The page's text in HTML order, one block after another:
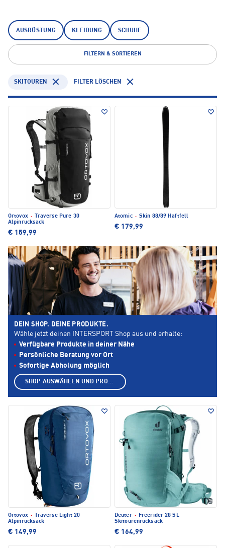
AUSRÜSTUNG KLEIDUNG SCHUHE
FILTERN & SORTIEREN
SKITOUREN FILTER LÖSCHEN
Ortovox ·
Traverse Pure 30
Alpinrucksack
€ 159,99
Atomic · Skin 88/89 Haftfell
€ 179,99
Ortovox ·
Traverse Light 20
Alpinrucksack
€ 149,99
Deuter · Freerider 28 SL
Skitourenrucksack
€ 164,99
DEIN SHOP. DEINE PRODUKTE.
Wähle jetzt deinen INTERSPORT Shop aus und erhalte:
Verfügbare Produkte in deiner Nähe
Persönliche Beratung vor Ort
Sofortige Abholung möglich
SHOP AUSWÄHLEN UND PRODUKTE ANZEIGEN